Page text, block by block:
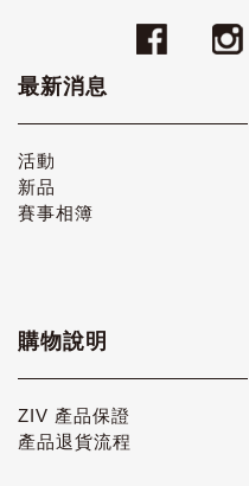
最新消息
活動
新品
賽事相簿
購物說明
ZIV 產品保證
產品退貨流程